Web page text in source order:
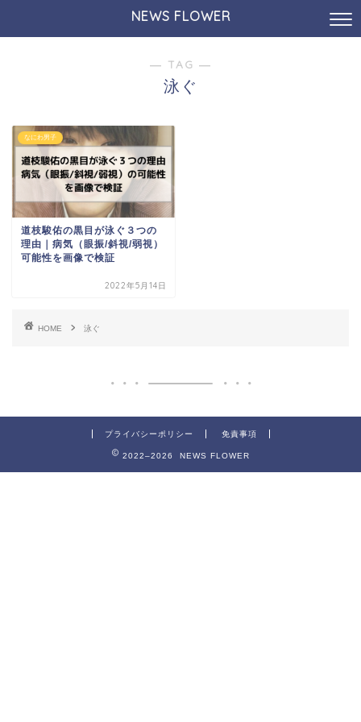
NEWS FLOWER
― TAG ―
泳ぐ
なにわ男子
道枝駿佑の黒目が泳ぐ３つの
理由｜病気（眼振/斜視/弱視）
可能性を画像で検証
2022年5月14日
HOME 泳ぐ
プライバシーポリシー 免責事項
2022–2026 NEWS FLOWER